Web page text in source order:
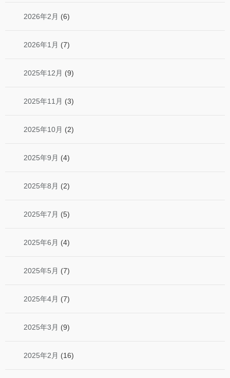
2026年2月 (6)
2026年1月 (7)
2025年12月 (9)
2025年11月 (3)
2025年10月 (2)
2025年9月 (4)
2025年8月 (2)
2025年7月 (5)
2025年6月 (4)
2025年5月 (7)
2025年4月 (7)
2025年3月 (9)
2025年2月 (16)